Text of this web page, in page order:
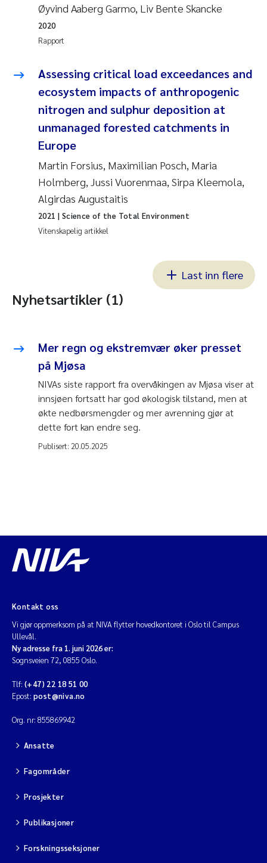
Øyvind Aaberg Garmo, Liv Bente Skancke
Rapport
2020
Assessing critical load exceedances and
ecosystem impacts of anthropogenic
nitrogen and sulphur deposition at
unmanaged forested catchments in
Europe
Martin Forsius, Maximilian Posch, Maria
Holmberg, Jussi Vuorenmaa, Sirpa Kleemola,
Algirdas Augustaitis
Vitenskapelig artikkel
2021 | Science of the Total Environment
Last inn flere
Nyhetsartikler (1)
Mer regn og ekstremvær øker presset
på Mjøsa
NIVAs siste rapport fra overvåkingen av Mjøsa viser at
innsjøen fortsatt har god økologisk tilstand, men at
økte nedbørsmengder og mer avrenning gjør at
dette fort kan endre seg.
Publisert: 20.05.2025
Kontakt oss
Vi gjør oppmerksom på at NIVA flytter hovedkontoret i Oslo til Campus
Ullevål.
Ny adresse fra 1. juni 2026 er:
Sognsveien 72, 0855 Oslo.
Tlf: (+47) 22 18 51 00
Epost: post@niva.no
Org. nr: 855869942
Ansatte
Fagområder
Prosjekter
Publikasjoner
Forskningsseksjoner